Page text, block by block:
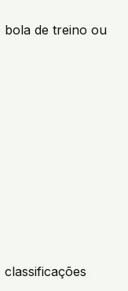
bola de treino ou
classificações